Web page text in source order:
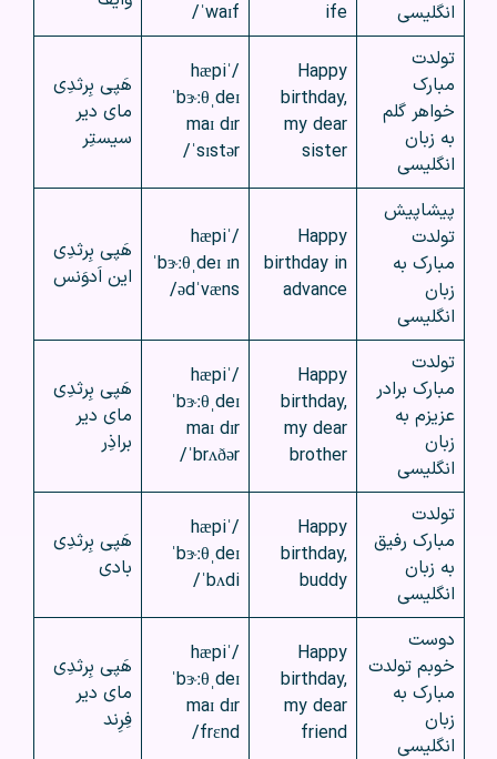
انگلیسی
ife
ˈwaɪf/
تولدت
مبارک
خواهر گلم
به زبان
انگلیسی
Happy
birthday,
my dear
sister
/ˈhæpi
ˈbɝːθˌdeɪ
maɪ dɪr
ˈsɪstər/
هَپی بِرثدِی
مای دیر
سیستِر
پیشاپیش
تولدت
مبارک به
زبان
انگلیسی
Happy
birthday in
advance
/ˈhæpi
ˈbɝːθˌdeɪ ɪn
ədˈvæns/
هَپی بِرثدِی
این اَد‌وَنس
تولدت
مبارک برادر
عزیزم به
زبان
انگلیسی
Happy
birthday,
my dear
brother
/ˈhæpi
ˈbɝːθˌdeɪ
maɪ dɪr
ˈbrʌðər/
هَپی بِرثدِی
مای دیر
براذِر
تولدت
مبارک رفیق
به زبان
انگلیسی
Happy
birthday,
buddy
/ˈhæpi
ˈbɝːθˌdeɪ
ˈbʌdi/
هَپی بِرثدِی
بادی
دوست
خوبم تولدت
مبارک به
زبان
انگلیسی
Happy
birthday,
my dear
friend
/ˈhæpi
ˈbɝːθˌdeɪ
maɪ dɪr
frɛnd/
هَپی بِرثدِی
مای دیر
فِرِند